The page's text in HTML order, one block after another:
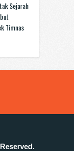
Sejarah
Timnas